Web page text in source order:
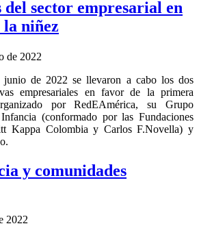
sector empresarial en
la niñez
de 2022
de 2022 se llevaron a cabo los dos
empresariales en favor de la primera
por RedEAmérica, su Grupo
(conformado por las Fundaciones
Kappa Colombia y Carlos F.Novella) y
y comunidades
2022